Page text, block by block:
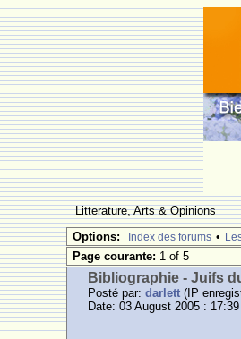
Litterature, Arts & Opinions
Options: Index des forums •
Page courante: 1 of 5
Bibliographie - Juifs
Posté par:darlett (IP
Date: 03 August 2005 : 17:39